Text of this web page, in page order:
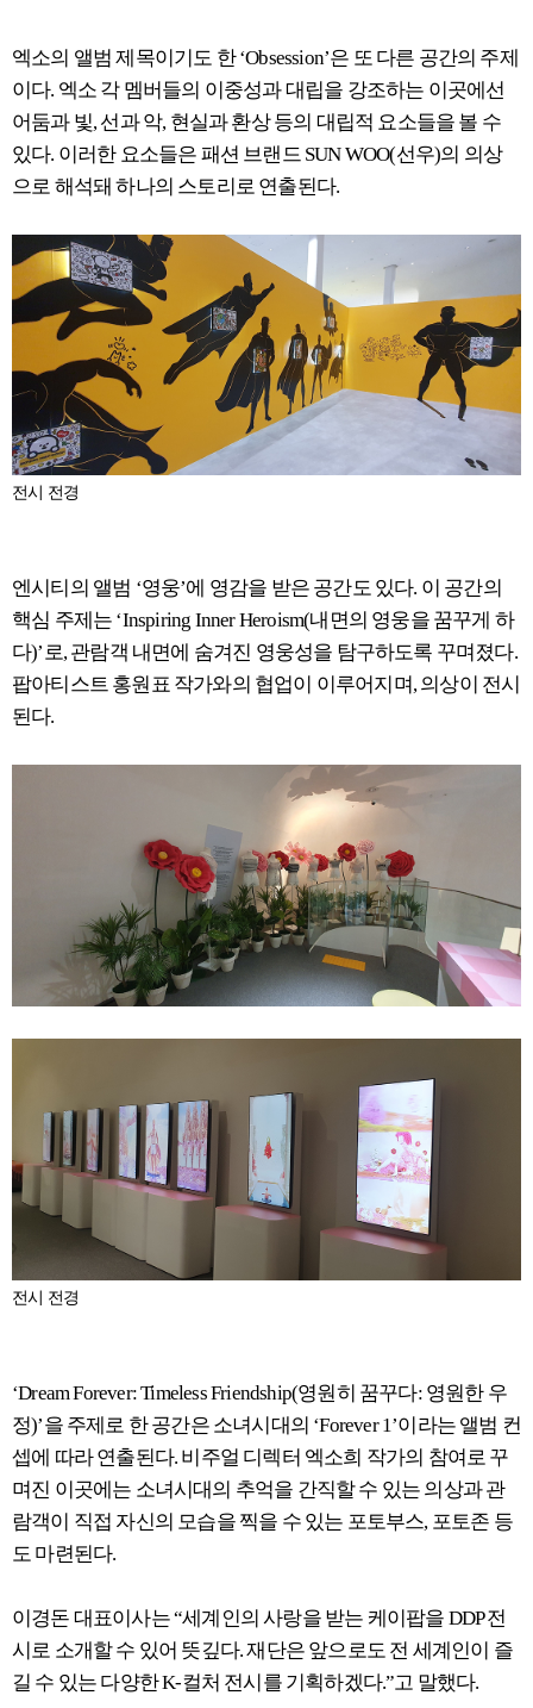
엑소의 앨범 제목이기도 한 ‘Obsession’은 또 다른 공간의 주제
이다. 엑소 각 멤버들의 이중성과 대립을 강조하는 이곳에선
어둠과 빛, 선과 악, 현실과 환상 등의 대립적 요소들을 볼 수
있다. 이러한 요소들은 패션 브랜드 SUN WOO(선우)의 의상
으로 해석돼 하나의 스토리로 연출된다.
전시 전경
엔시티의 앨범 ‘영웅’에 영감을 받은 공간도 있다. 이 공간의
핵심 주제는 ‘Inspiring Inner Heroism(내면의 영웅을 꿈꾸게 하
다)’로, 관람객 내면에 숨겨진 영웅성을 탐구하도록 꾸며졌다.
팝아티스트 홍원표 작가와의 협업이 이루어지며, 의상이 전시
된다.
전시 전경
‘Dream Forever: Timeless Friendship(영원히 꿈꾸다: 영원한 우
정)’을 주제로 한 공간은 소녀시대의 ‘Forever 1’이라는 앨범 컨
셉에 따라 연출된다. 비주얼 디렉터 엑소희 작가의 참여로 꾸
며진 이곳에는 소녀시대의 추억을 간직할 수 있는 의상과 관
람객이 직접 자신의 모습을 찍을 수 있는 포토부스, 포토존 등
도 마련된다.
이경돈 대표이사는 “세계인의 사랑을 받는 케이팝을 DDP 전
시로 소개할 수 있어 뜻깊다. 재단은 앞으로도 전 세계인이 즐
길 수 있는 다양한 K-컬처 전시를 기획하겠다.”고 말했다.